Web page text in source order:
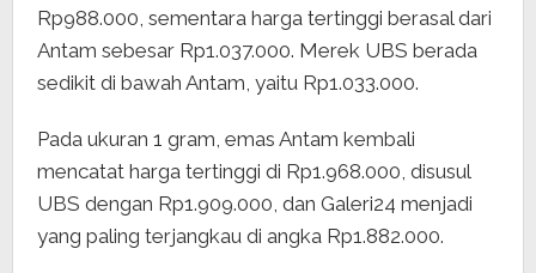
Rp988.000, sementara harga tertinggi berasal dari
Antam sebesar Rp1.037.000. Merek UBS berada
sedikit di bawah Antam, yaitu Rp1.033.000.
Pada ukuran 1 gram, emas Antam kembali
mencatat harga tertinggi di Rp1.968.000, disusul
UBS dengan Rp1.909.000, dan Galeri24 menjadi
yang paling terjangkau di angka Rp1.882.000.